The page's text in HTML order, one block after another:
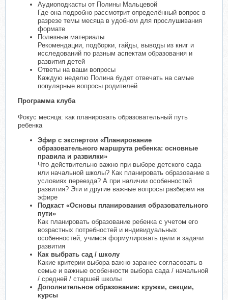
Аудиоподкасты от Полины Мальцевой
Где она подробно рассмотрит определённый вопрос в
разрезе темы месяца в удобном для прослушивания
формате
Полезные материалы
Рекомендации, подборки, гайды, выводы из книг и
исследований по разным аспектам образования и
развития детей
Ответы на ваши вопросы
Каждую неделю Полина будет отвечать на самые
популярные вопросы родителей
Программа клуба
Фокус месяца: как планировать образовательный путь
ребенка
Эфир с экспертом «Планирование
образовательного маршрута ребенка: основные
правила и развилки»
Что действительно важно при выборе детского сада
или начальной школы? Как планировать образование в
условиях переезда? А при наличии особенностей
развития? Эти и другие важные вопросы разберем на
эфире
Подкаст «Основы планирования образовательного
пути»
Как планировать образование ребенка с учетом его
возрастных потребностей и индивидуальных
особенностей, учимся формулировать цели и задачи
развития
Как выбрать сад / школу
Какие критерии выбора важно заранее согласовать в
семье и важные особенности выбора сада / начальной
/ средней / старшей школы
Дополнительное образование: кружки, секции,
курсы